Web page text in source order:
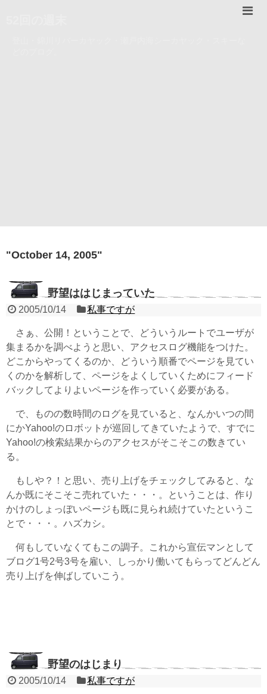
"October 14, 2005"
野望ははじまっていた
2005/10/14 私事ですが
さぁ、公開！ということで、どういうルートでユーザが
集まるかを調べようと思い、アクセスログ機能をつけた。
どこからやってくるのか、どういう順番でページを見てい
くのかを解析して、ページをよくしていくためにフィード
バックしてよりよいページを作っていく必要がある。
で、ものの数時間のログを見ていると、なんかいつの間
にかYahoo!のロボットが巡回してきていたようで、すでに
Yahoo!の検索結果からのアクセスがそこそこの数きてい
る。
もしや？！と思い、売り上げをチェックしてみると、な
んか既にそこそこ売れていた・・・。ということは、作り
かけのしょっぼいページも既に見られ続けていたというこ
とで・・・。ハズカシ。
何もしていなくてもこの調子。これから宣伝マンとして
ブログ1号2号3号を雇い、しっかり働いてもらってどんどん
売り上げを伸ばしていこう。
野望のはじまり
2005/10/14 私事ですが